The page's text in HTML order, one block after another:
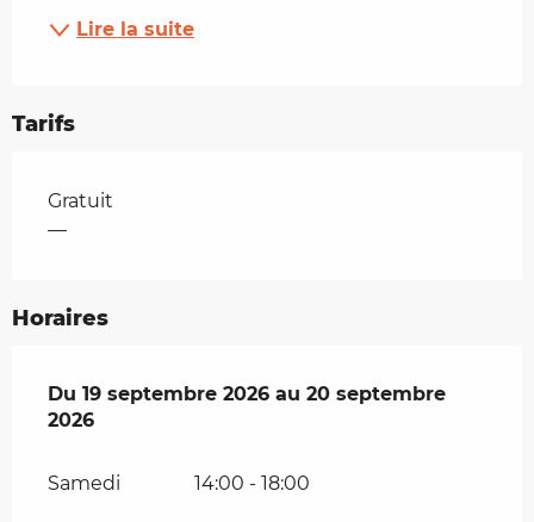
Lire la suite
Tarifs
Tarifs 2026
Gratuit
—
Horaires
Du 19 septembre 2026 au 20 septembre 2026
Du 19 septembre 2026 au 20 septembre
2026
Samedi 14:00 - 18:00